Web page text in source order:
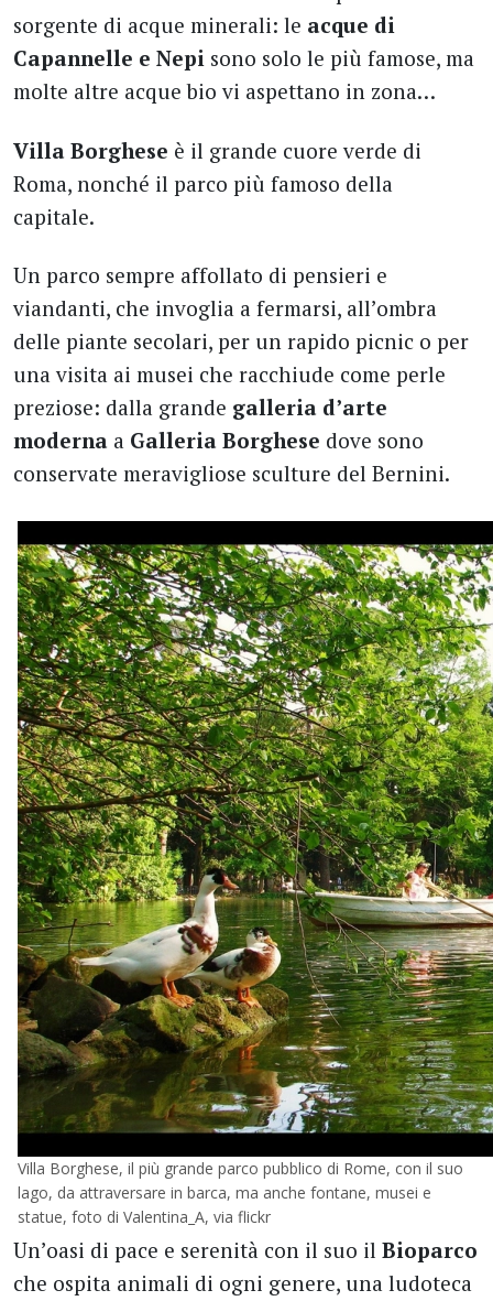
sorgente di acque minerali: le acque di
Capannelle e Nepi sono solo le più famose, ma
molte altre acque bio vi aspettano in zona…
Villa Borghese è il grande cuore verde di
Roma, nonché il parco più famoso della
capitale.
Un parco sempre affollato di pensieri e
viandanti, che invoglia a fermarsi, all’ombra
delle piante secolari, per un rapido picnic o per
una visita ai musei che racchiude come perle
preziose: dalla grande galleria d’arte
moderna a Galleria Borghese dove sono
conservate meravigliose sculture del Bernini.
Villa Borghese, il più grande parco pubblico di Rome, con il suo
lago, da attraversare in barca, ma anche fontane, musei e
statue, foto di Valentina_A, via flickr
Un’oasi di pace e serenità con il suo il Bioparco
che ospita animali di ogni genere, una ludoteca